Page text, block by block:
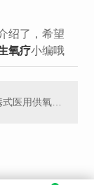
绍了，希望
氧疗小编哦